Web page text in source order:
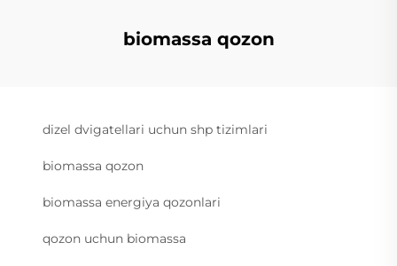
biomassa qozon
dizel dvigatellari uchun shp tizimlari
biomassa qozon
biomassa energiya qozonlari
qozon uchun biomassa